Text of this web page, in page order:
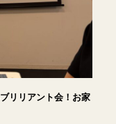
リリアント会！お家